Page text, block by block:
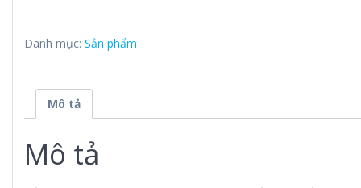
Danh mục: Sản phẩm
Mô tả
Mô tả